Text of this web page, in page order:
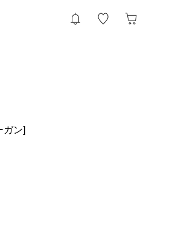
ガン]